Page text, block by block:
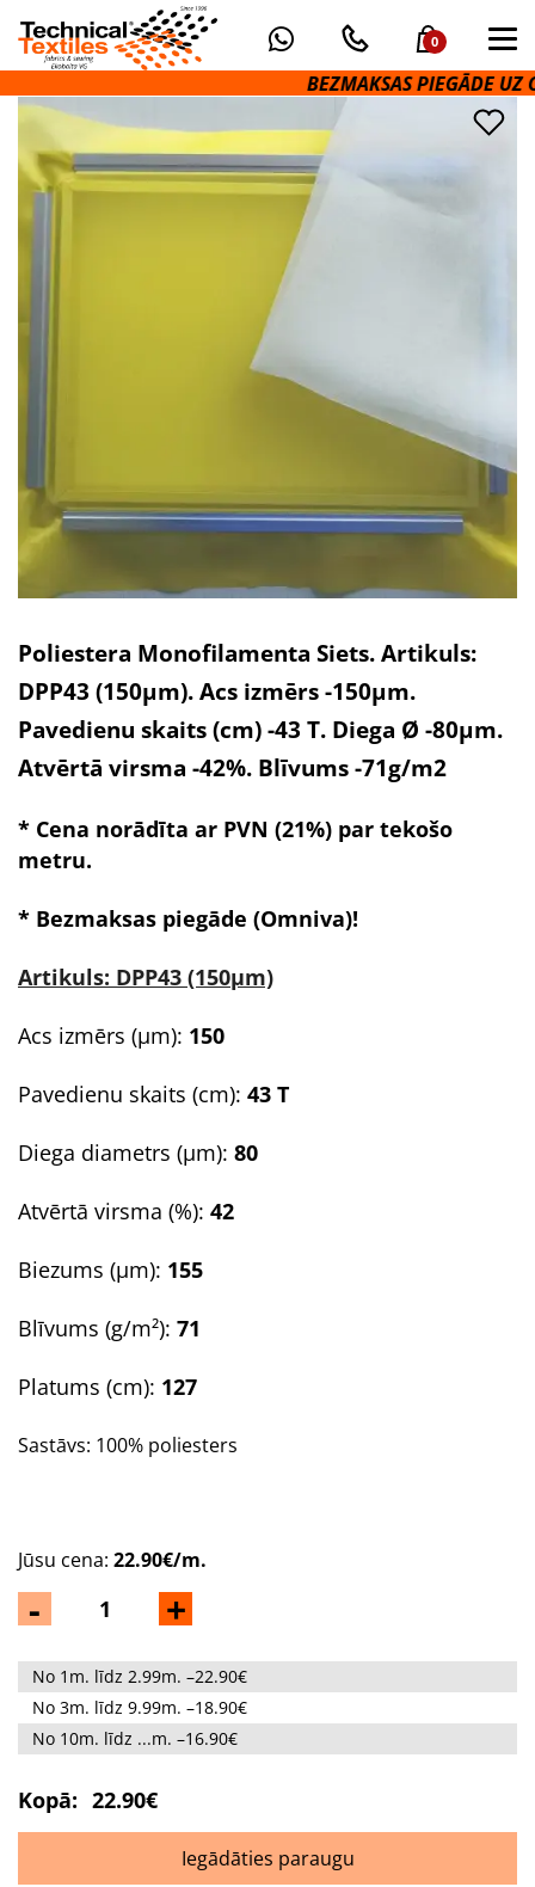
0
BEZMAKSAS PIEGĀDE UZ
Poliestera Monofilamenta Siets. Artikuls:
DPP43 (150µm). Acs izmērs -150µm.
Pavedienu skaits (cm) -43 T. Diega Ø -80µm.
Atvērtā virsma -42%. Blīvums -71g/m2
* Cena norādīta ar PVN (21%) par tekošo
metru.
* Bezmaksas piegāde (Omniva)!
Artikuls: DPP43 (150µm)
Acs izmērs (µm): 150
Pavedienu skaits (cm): 43 T
Diega diametrs (µm): 80
Atvērtā virsma (%): 42
Biezums (µm): 155
Blīvums (g/m²): 71
Platums (cm): 127
Sastāvs: 100% poliesters
- +
Jūsu cena: 22.90€/m.
No 1m. līdz 2.99m. –22.90€
No 3m. līdz 9.99m. –18.90€
No 10m. līdz ...m. –16.90€
Kopā: 22.90€
Iegādāties paraugu